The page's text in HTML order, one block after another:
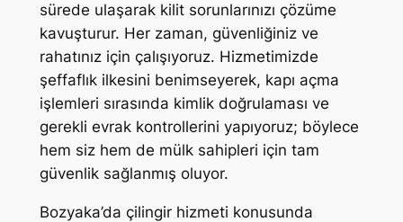
sürede ulaşarak kilit sorunlarınızı çözüme
kavuşturur. Her zaman, güvenliğiniz ve
rahatınız için çalışıyoruz. Hizmetimizde
şeffaflık ilkesini benimseyerek, kapı açma
işlemleri sırasında kimlik doğrulaması ve
gerekli evrak kontrollerini yapıyoruz; böylece
hem siz hem de mülk sahipleri için tam
güvenlik sağlanmış oluyor.
Bozyaka’da çilingir hizmeti konusunda